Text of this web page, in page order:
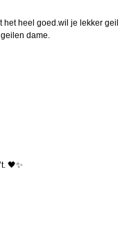
heel goed.wil je lekker
dame.
🖤✨